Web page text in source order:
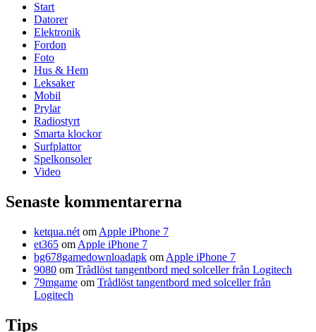
Start
Datorer
Elektronik
Fordon
Foto
Hus & Hem
Leksaker
Mobil
Prylar
Radiostyrt
Smarta klockor
Surfplattor
Spelkonsoler
Video
Senaste kommentarerna
ketqua.nét om Apple iPhone 7
et365 om Apple iPhone 7
bg678gamedownloadapk om Apple iPhone 7
9080 om Trådlöst tangentbord med solceller från Logitech
79mgame om Trådlöst tangentbord med solceller från
Logitech
Tips